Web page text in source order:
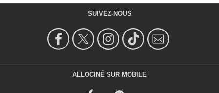
SUIVEZ-NOUS
ALLOCINÉ SUR MOBILE